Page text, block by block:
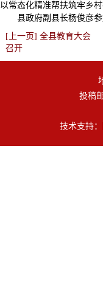
以常态化精准帮扶筑牢乡村
县政府副县长杨俊彦参
[上一页] 全县教育大会
召开
投稿
技术支持